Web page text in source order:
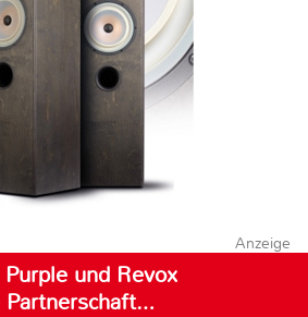
Anzeige
und Revox
Partnerschaft…